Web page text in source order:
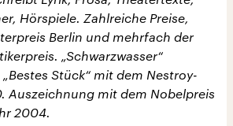
Hörspiele. Zahlreiche Preise,
Berlin und mehrfach der
„Schwarzwasser“
Stück“ mit dem Nestroy-
Auszeichnung mit dem Nobelpreis
2004.